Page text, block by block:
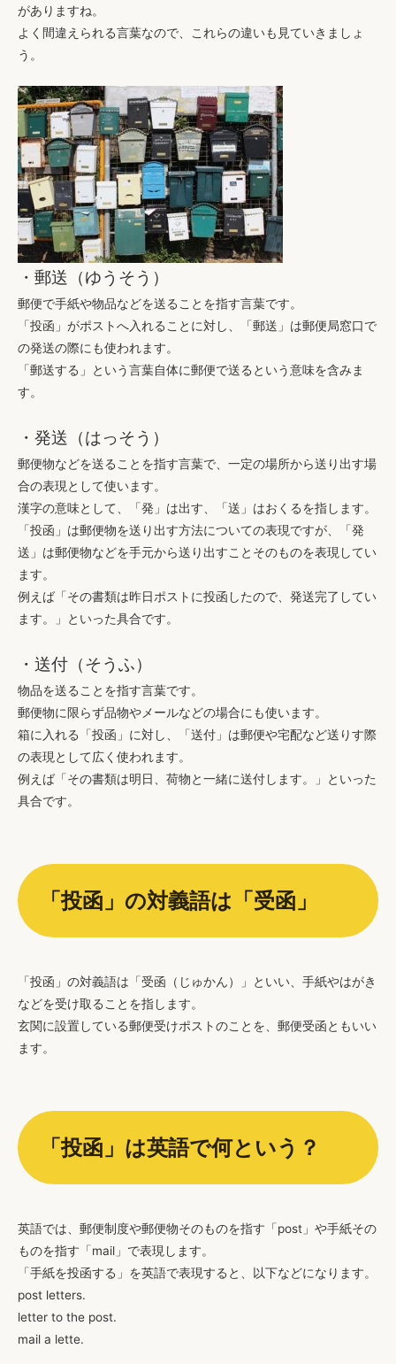
がありますね。
よく間違えられる言葉なので、これらの違いも見ていきましょ
う。
・郵送（ゆうそう）
郵便で手紙や物品などを送ることを指す言葉です。
「投函」がポストへ入れることに対し、「郵送」は郵便局窓口で
の発送の際にも使われます。
「郵送する」という言葉自体に郵便で送るという意味を含みま
す。
・発送（はっそう）
郵便物などを送ることを指す言葉で、一定の場所から送り出す場
合の表現として使います。
漢字の意味として、「発」は出す、「送」はおくるを指します。
「投函」は郵便物を送り出す方法についての表現ですが、「発
送」は郵便物などを手元から送り出すことそのものを表現してい
ます。
例えば「その書類は昨日ポストに投函したので、発送完了してい
ます。」といった具合です。
・送付（そうふ）
物品を送ることを指す言葉です。
郵便物に限らず品物やメールなどの場合にも使います。
箱に入れる「投函」に対し、「送付」は郵便や宅配など送りす際
の表現として広く使われます。
例えば「その書類は明日、荷物と一緒に送付します。」といった
具合です。
「投函」の対義語は「受函」
「投函」の対義語は「受函（じゅかん）」といい、手紙やはがき
などを受け取ることを指します。
玄関に設置している郵便受けポストのことを、郵便受函ともいい
ます。
「投函」は英語で何という？
英語では、郵便制度や郵便物そのものを指す「post」や手紙その
ものを指す「mail」で表現します。
「手紙を投函する」を英語で表現すると、以下などになります。
post letters.
letter to the post.
mail a lette.